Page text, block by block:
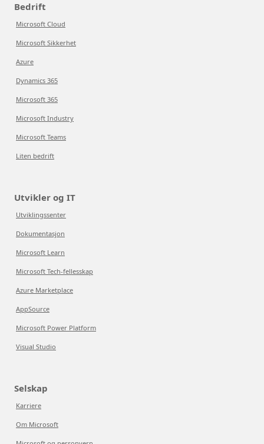
Bedrift
Microsoft Cloud
Microsoft Sikkerhet
Azure
Dynamics 365
Microsoft 365
Microsoft Industry
Microsoft Teams
Liten bedrift
Utvikler og IT
Utviklingssenter
Dokumentasjon
Microsoft Learn
Microsoft Tech-fellesskap
Azure Marketplace
AppSource
Microsoft Power Platform
Visual Studio
Selskap
Karriere
Om Microsoft